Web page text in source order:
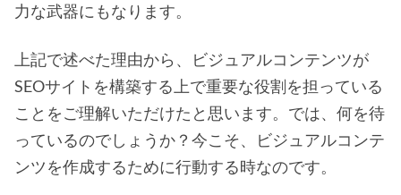
力な武器にもなります。
上記で述べた理由から、ビジュアルコンテンツが
SEOサイトを構築する上で重要な役割を担っている
ことをご理解いただけたと思います。では、何を待
っているのでしょうか？今こそ、ビジュアルコンテ
ンツを作成するために行動する時なのです。